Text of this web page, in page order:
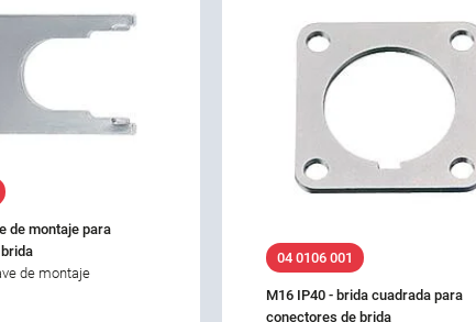
de montaje para
de montaje
04 0106 001
M16 IP40 - brida cuadrada para
conectores de brida